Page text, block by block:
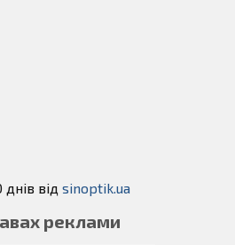
від sinoptik.ua
реклами